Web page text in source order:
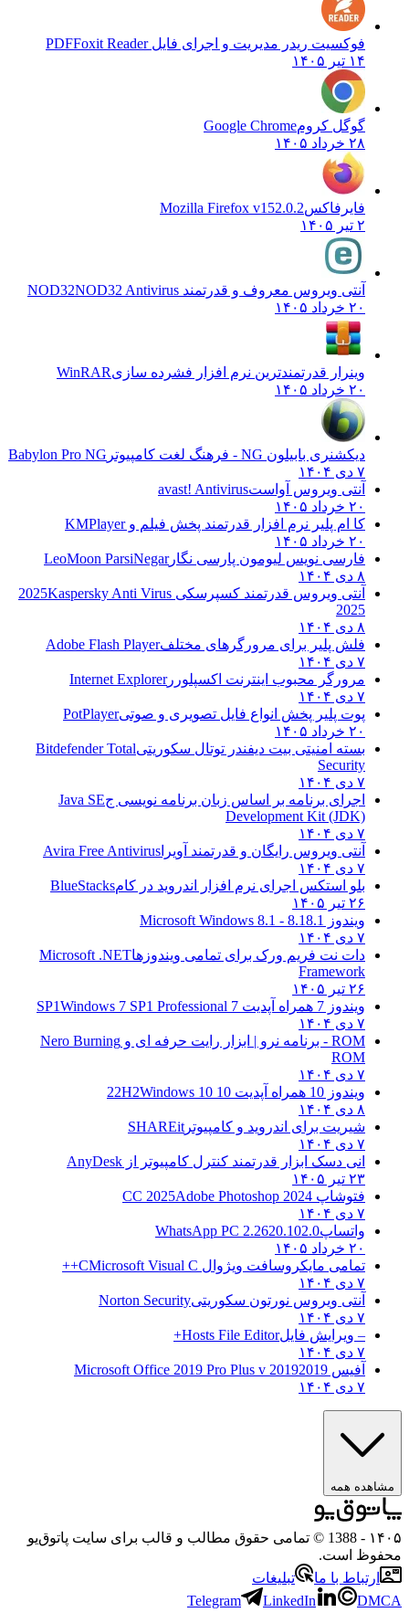
فوکسیت ریدر مدیریت و اجرای فایل PDFFoxit Reader
۱۴ تیر ۱۴۰۵
گوگل کرومGoogle Chrome
۲۸ خرداد ۱۴۰۵
فایرفاکسMozilla Firefox v152.0.2
۲ تیر ۱۴۰۵
آنتی ویروس معروف و قدرتمند NOD32 NOD32 Antivirus
۲۰ خرداد ۱۴۰۵
وینرار قدرتمندترین نرم افزار فشرده سازیWinRAR
۲۰ خرداد ۱۴۰۵
دیکشنری بابیلون NG - فرهنگ لغت کامپیوتر
Babylon Pro NG
۷ دی ۱۴۰۴
آنتی ویروس آواستavast! Antivirus
۲۰ خرداد ۱۴۰۵
کا ام پلیر نرم افزار قدرتمند پخش فیلم وKMPlayer
۲۰ خرداد ۱۴۰۵
فارسی نویس لیومون پارسی نگارLeoMoon ParsiNegar
۸ دی ۱۴۰۴
آنتی ویروس قدرتمند کسپرسکی 2025 Kaspersky Anti Virus
2025
۸ دی ۱۴۰۴
فلش پلیر برای مرورگرهای مختلفAdobe Flash Player
۷ دی ۱۴۰۴
مرورگر محبوب اینترنت اکسپلوررInternet Explorer
۷ دی ۱۴۰۴
پوت پلیر پخش انواع فایل تصویری و صوتیPotPlayer
۲۰ خرداد ۱۴۰۵
بسته امنیتی بیت دیفندر توتال سکوریتیBitdefender Total
Security
۷ دی ۱۴۰۴
اجرای برنامه بر اساس زبان برنامه نویسی جJava SE
Development Kit (JDK)
۷ دی ۱۴۰۴
آنتی ویروس رایگان و قدرتمند آویرا Avira Free Antivirus
۷ دی ۱۴۰۴
بلو استکس اجرای نرم افزار اندروید در کامBlueStacks
۲۶ تیر ۱۴۰۵
ویندوز 8.1
8.1 - Microsoft Windows 8.1
۷ دی ۱۴۰۴
دات نت فریم ورک برای تمامی ویندوزهاMicrosoft .NET
Framework
۲۶ تیر ۱۴۰۵
ویندوز 7 همراه آپدیت 7 SP1
Windows 7 SP1 Professional
۷ دی ۱۴۰۴
ROM - برنامه نرو | ابزار رایت حرفه ای و
Nero Burning
ROM
۷ دی ۱۴۰۴
ویندوز 10 همراه آپدیت 10 22H2
Windows 10
۸ دی ۱۴۰۴
شیریت برای اندروید و کامپیوتر SHAREit
۷ دی ۱۴۰۴
انی دسک ابزار قدرتمند کنترل کامپیوتر از AnyDesk
۲۳ تیر ۱۴۰۵
فتوشاپ CC 2025 Adobe Photoshop 2024
۷ دی ۱۴۰۴
واتساپWhatsApp PC 2.2620.102.0
۲۰ خرداد ۱۴۰۵
تمامی مایکروسافت ویژوال C Microsoft Visual C++
۷ دی ۱۴۰۴
آنتی ویروس نورتون سکوریتیNorton Security
۷ دی ۱۴۰۴
– ویرایش فایلHosts File Editor+
۷ دی ۱۴۰۴
آفیس 2019 2019 Microsoft Office 2019 Pro Plus v
۷ دی ۱۴۰۴
مشاهده همه
۱۴۰۵
- 1388 © تمامی حقوق مطالب و قالب برای سایت پاتوق‌یو
محفوظ است.
ارتباط با ما
تبلیغات
Telegram
LinkedIn DMCA